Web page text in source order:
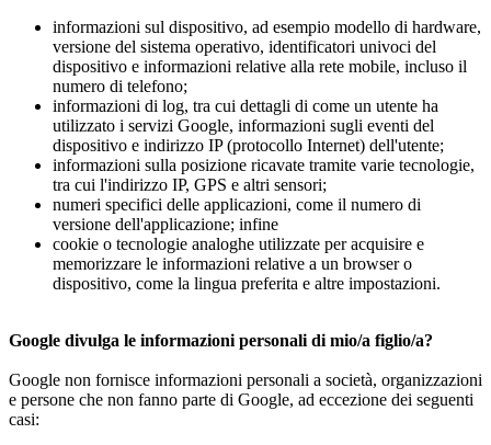
informazioni sul dispositivo, ad esempio modello di hardware,
versione del sistema operativo, identificatori univoci del
dispositivo e informazioni relative alla rete mobile, incluso il
numero di telefono;
informazioni di log, tra cui dettagli di come un utente ha
utilizzato i servizi Google, informazioni sugli eventi del
dispositivo e indirizzo IP (protocollo Internet) dell'utente;
informazioni sulla posizione ricavate tramite varie tecnologie,
tra cui l'indirizzo IP, GPS e altri sensori;
numeri specifici delle applicazioni, come il numero di
versione dell'applicazione; infine
cookie o tecnologie analoghe utilizzate per acquisire e
memorizzare le informazioni relative a un browser o
dispositivo, come la lingua preferita e altre impostazioni.
Google divulga le informazioni personali di mio/a figlio/a?
Google non fornisce informazioni personali a società, organizzazioni
e persone che non fanno parte di Google, ad eccezione dei seguenti
casi: